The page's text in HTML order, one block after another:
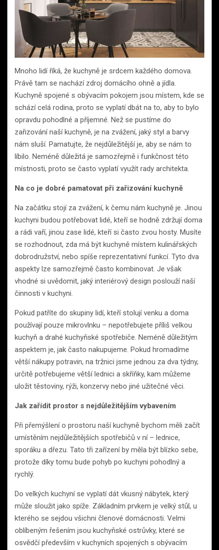
Mnoho lidí říká, že kuchyně je srdcem každého domova.
Právě tam se nachází zdroj domácího ohně a jídla.
Kuchyně spojené s obývacím pokojem jsou místem, kde se
schází celá rodina, proto se vyplatí dbát na to, aby to bylo
opravdu pohodlné a příjemné. Než se pustíme do
zařizování naší kuchyně, je na zvážení, jaký styl a barvy
nám sluší. Pamatujte, že nejdůležitější je, aby se nám to
líbilo. Neméně důležitá je samozřejmě i funkčnost této
místnosti, proto se často vyplatí využít rady architekta.
Na co je dobré pamatovat při zařizování kuchyně
Na začátku stojí za zvážení, k čemu nám kuchyně je. Jinou
kuchyni budou potřebovat lidé, kteří se hodně zdržují doma
a rádi vaří, jinou zase lidé, kteří si často zvou hosty. Musíte
se rozhodnout, zda má být kuchyně místem kulinářských
dobrodružství, nebo spíše reprezentativní funkcí. Tyto dva
aspekty lze samozřejmě často kombinovat. Je však
vhodné si uvědomit, jaký interiérový design poslouží naší
činnosti v kuchyni.
Pokud patříte do skupiny lidí, kteří stolují venku a doma
používají pouze mikrovlnku – nepotřebujete příliš velkou
kuchyň a drahé kuchyňské spotřebiče. Neméně důležitým
aspektem je, jak často nakupujeme. Pokud hromadíme
větší nákupy potravin, na tržnici jsme jednou za dva týdny,
určitě potřebujeme větší lednici a skříňky, kam můžeme
uložit těstoviny, rýži, konzervy nebo jiné užitečné věci.
Jak zařídit prostor s nejdůležitějším vybavením
Při přemýšlení o prostoru naší kuchyně bychom měli začít
umístěním nejdůležitějších spotřebičů v ní – lednice,
sporáku a dřezu. Tato tři zařízení by měla být blízko sebe,
protože díky tomu bude pohyb po kuchyni pohodlný a
rychlý.
Do velkých kuchyní se vyplatí dát vkusný nábytek, který
může sloužit jako spíže. Základním prvkem je velký stůl, u
kterého se sejdou všichni členové domácnosti. Velmi
oblíbeným řešením jsou kuchyňské ostrůvky, které se
osvědčí především v kuchyních spojených s obývacím